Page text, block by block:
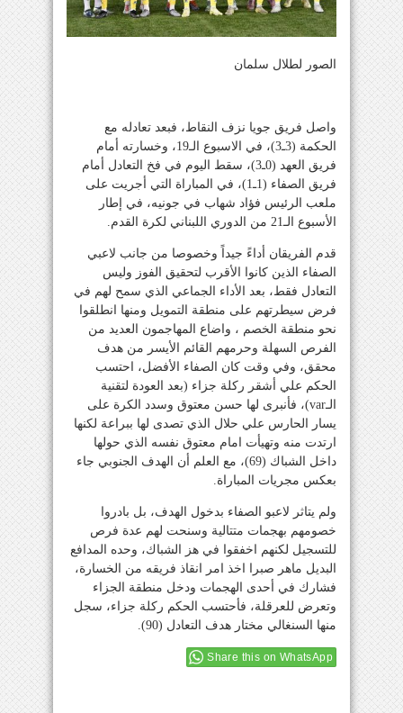
الصور لطلال سلمان
واصل فريق جويا نزف النقاط، فبعد تعادله مع
الحكمة (3ـ3)، في الاسبوع الـ19، وخسارته أمام
فريق العهد (0ـ3)، سقط اليوم في فخ التعادل أمام
فريق الصفاء (1ـ1)، في المباراة التي أجريت على
ملعب الرئيس فؤاد شهاب في جونيه، في إطار
الأسبوع الـ21 من الدوري اللبناني لكرة القدم.
قدم الفريقان أداءً جيداً وخصوصا من جانب لاعبي
الصفاء الذين كانوا الأقرب لتحقيق الفوز وليس
التعادل فقط، بعد الأداء الجماعي الذي سمح لهم في
فرض سيطرتهم على منطقة التمويل ومنها انطلقوا
نحو منطقة الخصم ، واضاع المهاجمون العديد من
الفرص السهلة وحرمهم القائم الأيسر من هدف
محقق، وفي وقت كان الصفاء الأفضل، احتسب
الحكم علي أشقر ركلة جزاء (بعد العودة لتقنية
الـvar)، فأنبرى لها حسن معتوق وسدد الكرة على
يسار الحارس علي حلال الذي تصدى لها ببراعة لكنها
ارتدت منه وتهيأت امام معتوق نفسه الذي حولها
داخل الشباك (69)، مع العلم أن الهدف الجنوبي جاء
بعكس مجريات المباراة.
ولم يتاثر لاعبو الصفاء بدخول الهدف، بل بادروا
خصومهم بهجمات متتالية وسنحت لهم عدة فرص
للتسجيل لكنهم اخفقوا في هز الشباك، وحده المدافع
البديل ماهر صبرا اخذ امر انقاذ فريقه من الخسارة،
فشارك في أحدى الهجمات ودخل منطقة الجزاء
وتعرض للعرقلة، فأحتسب الحكم ركلة جزاء، سجل
منها السنغالي مختار هدف التعادل (90).
Share this on WhatsApp